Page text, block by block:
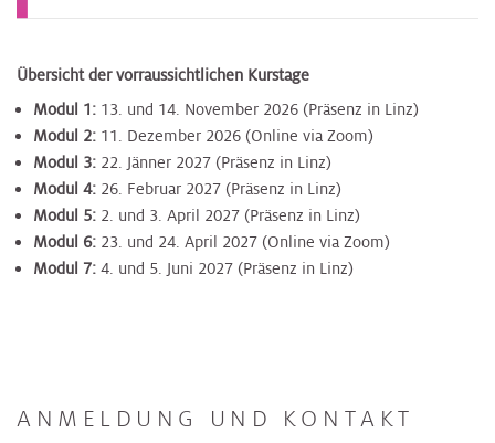
Übersicht der vorraussichtlichen Kurstage
Modul 1: 13. und 14. November 2026 (Präsenz in Linz)
Modul 2: 11. Dezember 2026 (Online via Zoom)
Modul 3: 22. Jänner 2027 (Präsenz in Linz)
Modul 4: 26. Februar 2027 (Präsenz in Linz)
Modul 5: 2. und 3. April 2027 (Präsenz in Linz)
Modul 6: 23. und 24. April 2027 (Online via Zoom)
Modul 7: 4. und 5. Juni 2027 (Präsenz in Linz)
ANMELDUNG UND KONTAKT